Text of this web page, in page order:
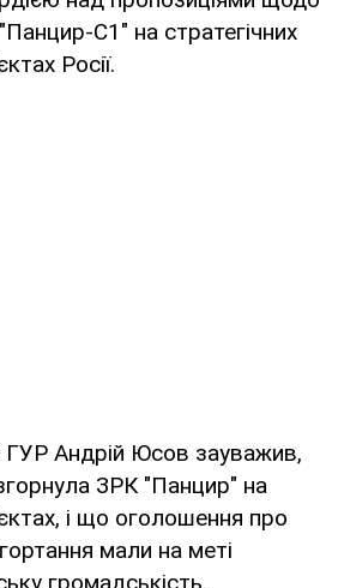
С1" на стратегічних
Росії.
ГУР Андрій Юсов зауважив,
ЗРК "Панцир" на
і що оголошення про
мали на меті
громадськість.